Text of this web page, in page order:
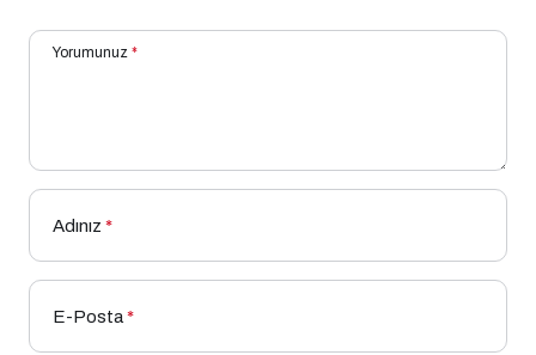
Yorumunuz *
Adınız *
E-Posta*